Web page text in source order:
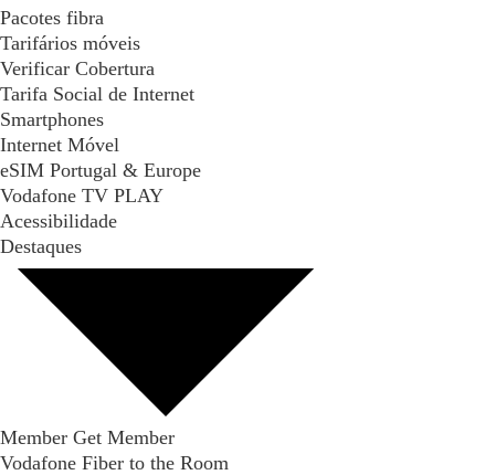
Pacotes fibra
Tarifários móveis
Verificar Cobertura
Tarifa Social de Internet
Smartphones
Internet Móvel
eSIM Portugal & Europe
Vodafone TV PLAY
Acessibilidade
Destaques
Member Get Member
Vodafone Fiber to the Room